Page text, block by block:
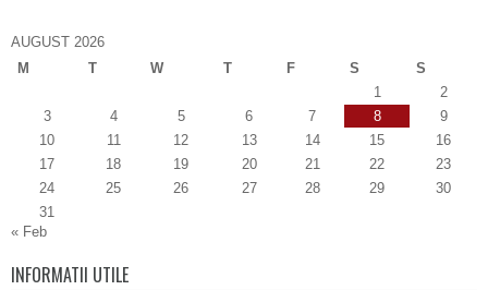
AUGUST 2026
M
T W T F S
S
1
2
3
4 5 6 7 8
9
10
11 12 13 14 15
16
17
18 19 20 21 22
23
24
25 26 27 28 29
30
31
« Feb
INFORMATII UTILE